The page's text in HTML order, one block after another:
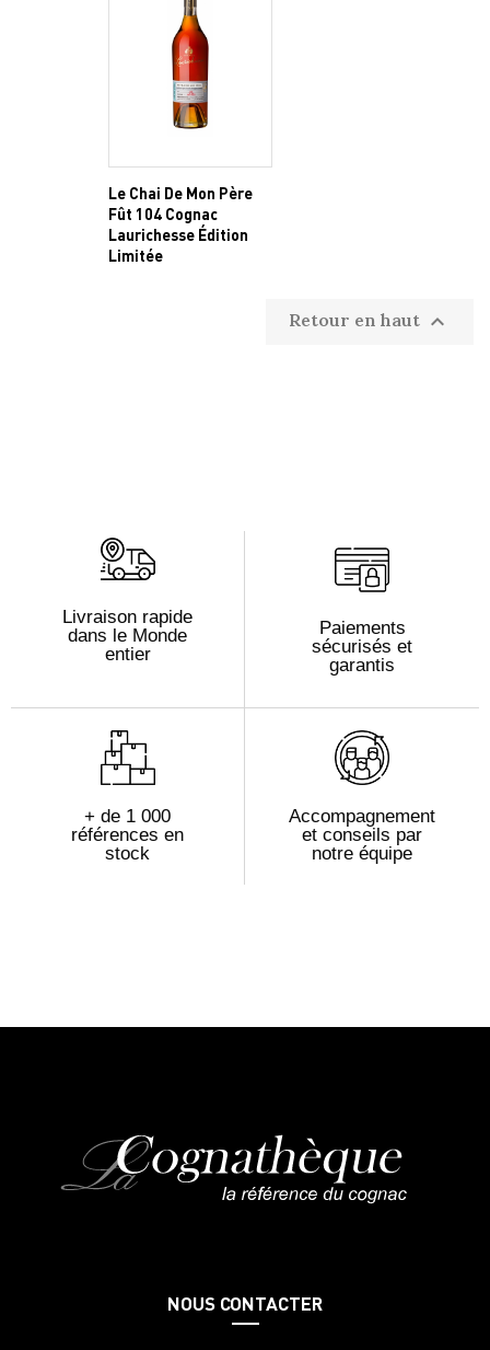
Le Chai De Mon Père
Fût 104 Cognac
Laurichesse Édition
Limitée
Retour en haut 
Livraison rapide
dans le Monde
entier
Paiements
sécurisés et
garantis
+ de 1 000
références en
stock
Accompagnement
et conseils par
notre équipe
NOUS CONTACTER